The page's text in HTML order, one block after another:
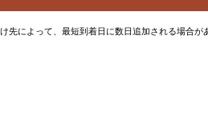
によって、最短到着日に数日追加される場合が